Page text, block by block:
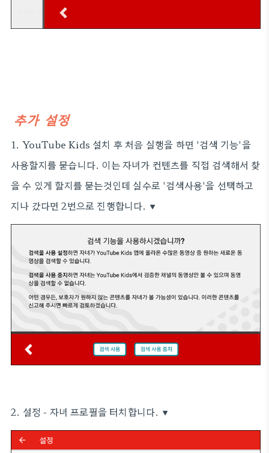
추가 설정
1. YouTube Kids 설치 후 처음 실행을 하면 '검색 기능'을
사용할지를 묻습니다. 이는 자녀가 컨텐츠를 직접 검색해서 찾
을 수 있게 할지를 묻는것인데 실수로 '검색사용'을 선택하고
지나 갔다면 2번으로 진행합니다. ▼
2. 설정 - 자녀 프로필을 터치합니다. ▼